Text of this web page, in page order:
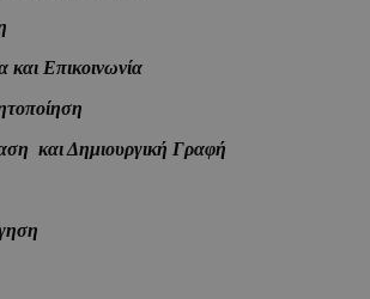
Επικοινωνία
και Δημιουργική Γραφή